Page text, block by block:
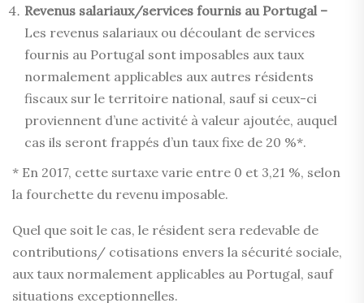
Revenus salariaux/services fournis au Portugal –
Les revenus salariaux ou découlant de services
fournis au Portugal sont imposables aux taux
normalement applicables aux autres résidents
fiscaux sur le territoire national, sauf si ceux-ci
proviennent d’une activité à valeur ajoutée, auquel
cas ils seront frappés d’un taux fixe de 20 %*.
* En 2017, cette surtaxe varie entre 0 et 3,21 %, selon
la fourchette du revenu imposable.
Quel que soit le cas, le résident sera redevable de
contributions/ cotisations envers la sécurité sociale,
aux taux normalement applicables au Portugal, sauf
situations exceptionnelles.